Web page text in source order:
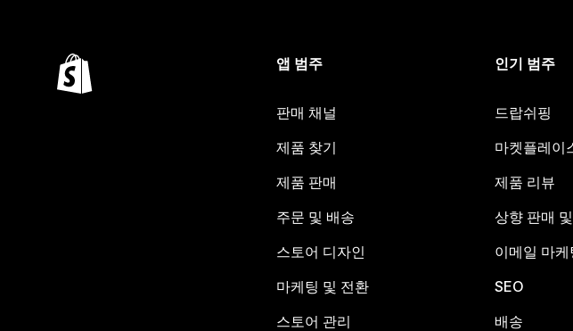
앱 범주
판매 채널
제품 찾기
제품 판매
주문 및 배송
스토어 디자인
마케팅 및 전환
스토어 관리
인기 범주
드랍쉬핑
마켓플레이
제품 리뷰
상향 판매
이메일 마케
SEO
배송